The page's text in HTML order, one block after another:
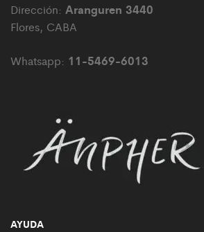
Dirección: Aranguren 3440
Flores, CABA
Whatsapp: 11-5469-6013
AYUDA